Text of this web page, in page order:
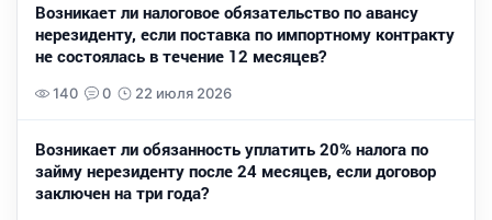
Возникает ли налоговое обязательство по авансу
нерезиденту, если поставка по импортному контракту
не состоялась в течение 12 месяцев?
140 0 22 июля 2026
Возникает ли обязанность уплатить 20% налога по
займу нерезиденту после 24 месяцев, если договор
заключен на три года?